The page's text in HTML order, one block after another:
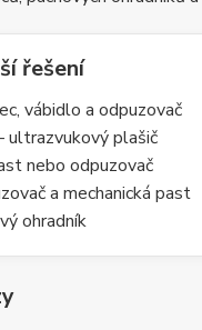
řešení
vábidlo a odpuzovač
ultrazvukový plašič
nebo odpuzovač
a mechanická past
ohradník